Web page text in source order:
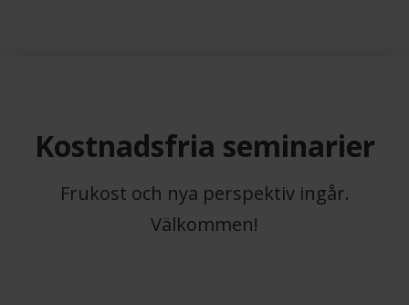
Kostnadsfria seminarier
Frukost och nya perspektiv ingår.
Välkommen!